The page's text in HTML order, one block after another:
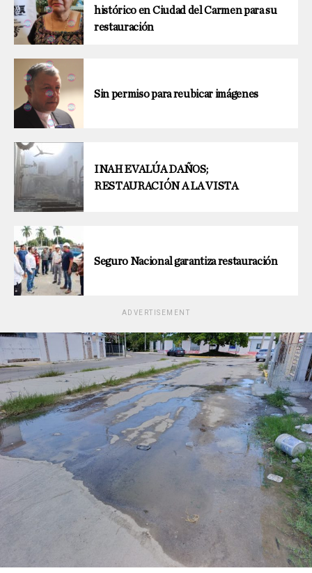
histórico en Ciudad del Carmen para su
restauración
Sin permiso para reubicar imágenes
INAH EVALÚA DAÑOS;
RESTAURACIÓN A LA VISTA
Seguro Nacional garantiza restauración
ADVERTISEMENT